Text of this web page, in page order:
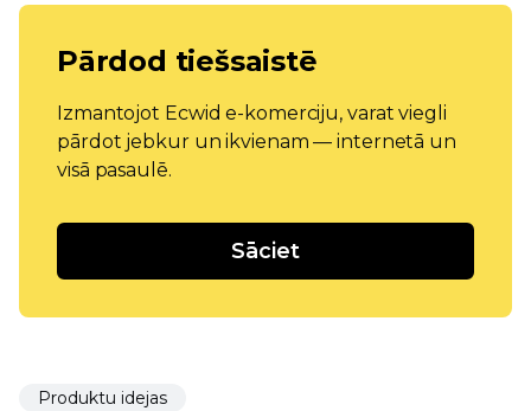
Pārdod tiešsaistē
Izmantojot Ecwid e-komerciju, varat viegli
pārdot jebkur un ikvienam — internetā un
visā pasaulē.
Sāciet
Produktu idejas